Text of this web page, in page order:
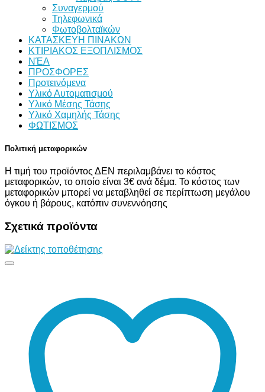
Συναγερμού
Τηλεφωνικά
Φωτοβολταϊκών
ΚΑΤΑΣΚΕΥΗ ΠΙΝΑΚΩΝ
ΚΤΙΡΙΑΚΟΣ ΕΞΟΠΛΙΣΜΟΣ
ΝΈΑ
ΠΡΟΣΦΟΡΕΣ
Προτεινόμενα
Υλικό Αυτοματισμού
Υλικό Μέσης Τάσης
Υλικό Χαμηλής Τάσης
ΦΩΤΙΣΜΟΣ
Πολιτική μεταφορικών
Η τιμή του προϊόντος ΔΕΝ περιλαμβάνει το κόστος
μεταφορικών, το οποίο είναι 3€ ανά δέμα. Το κόστος των
μεταφορικών μπορεί να μεταβληθεί σε περίπτωση μεγάλου
όγκου ή βάρους, κατόπιν συνεννόησης
Σχετικά προϊόντα